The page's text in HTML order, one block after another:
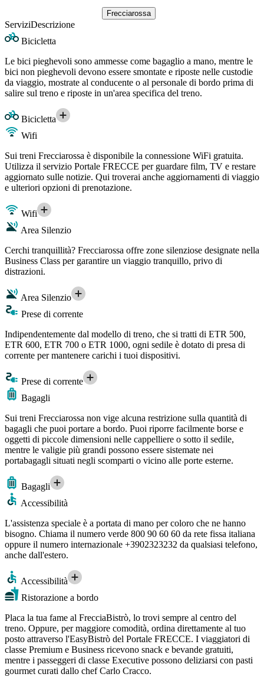
Frecciarossa
ServiziDescrizione
Bicicletta
Le bici pieghevoli sono ammesse come bagaglio a mano, mentre le
bici non pieghevoli devono essere smontate e riposte nelle custodie
da viaggio, mostrate al conducente o al personale di bordo prima di
salire sul treno e riposte in un'area specifica del treno.
Bicicletta
Wifi
Sui treni Frecciarossa è disponibile la connessione WiFi gratuita.
Utilizza il servizio Portale FRECCE per guardare film, TV e restare
aggiornato sulle notizie. Qui troverai anche aggiornamenti di viaggio
e ulteriori opzioni di prenotazione.
Wifi
Area Silenzio
Cerchi tranquillità? Frecciarossa offre zone silenziose designate nella
Business Class per garantire un viaggio tranquillo, privo di
distrazioni.
Area Silenzio
Prese di corrente
Indipendentemente dal modello di treno, che si tratti di ETR 500,
ETR 600, ETR 700 o ETR 1000, ogni sedile è dotato di presa di
corrente per mantenere carichi i tuoi dispositivi.
Prese di corrente
Bagagli
Sui treni Frecciarossa non vige alcuna restrizione sulla quantità di
bagagli che puoi portare a bordo. Puoi riporre facilmente borse e
oggetti di piccole dimensioni nelle cappelliere o sotto il sedile,
mentre le valigie più grandi possono essere sistemate nei
portabagagli situati negli scomparti o vicino alle porte esterne.
Bagagli
Accessibilità
L'assistenza speciale è a portata di mano per coloro che ne hanno
bisogno. Chiama il numero verde 800 90 60 60 da rete fissa italiana
oppure il numero internazionale +3902323232 da qualsiasi telefono,
anche dall'estero.
Accessibilità
Ristorazione a bordo
Placa la tua fame al FrecciaBistrò, lo trovi sempre al centro del
treno. Oppure, per maggiore comodità, ordina direttamente al tuo
posto attraverso l'EasyBistrò del Portale FRECCE. I viaggiatori di
classe Premium e Business ricevono snack e bevande gratuiti,
mentre i passeggeri di classe Executive possono deliziarsi con pasti
gourmet curati dallo chef Carlo Cracco.